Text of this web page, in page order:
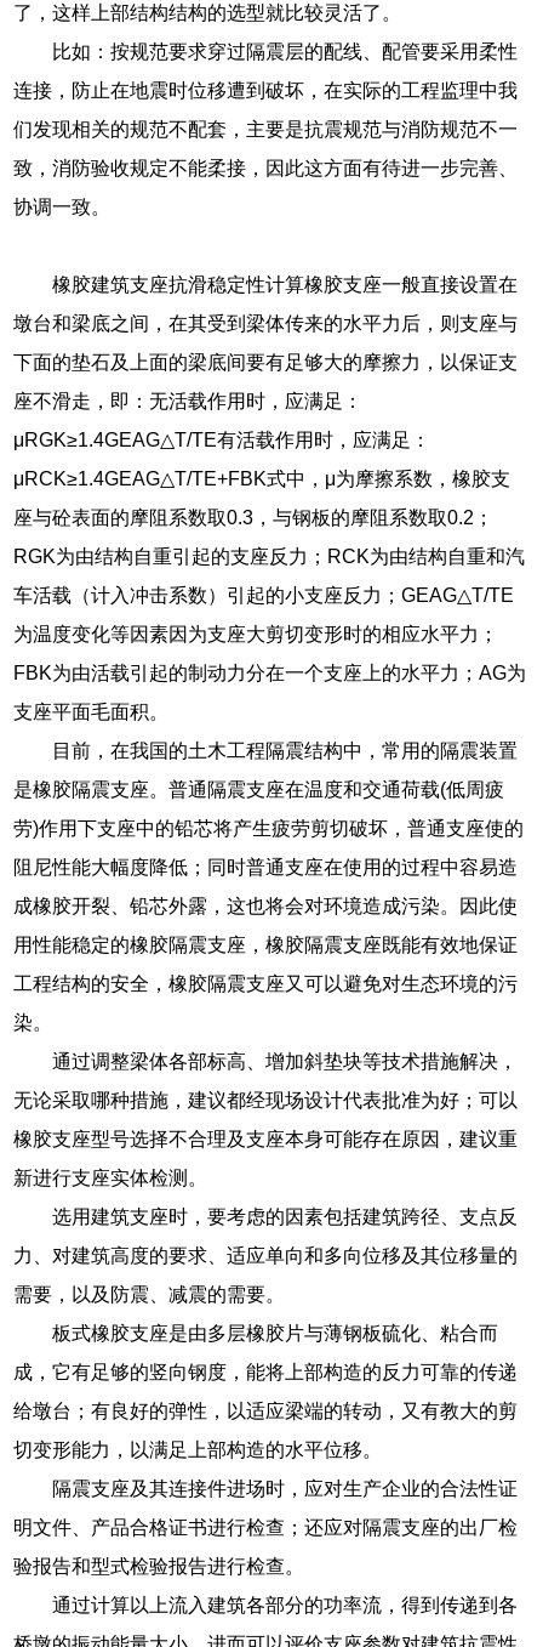
了，这样上部结构结构的选型就比较灵活了。
比如：按规范要求穿过隔震层的配线、配管要采用柔性
连接，防止在地震时位移遭到破坏，在实际的工程监理中我
们发现相关的规范不配套，主要是抗震规范与消防规范不一
致，消防验收规定不能柔接，因此这方面有待进一步完善、
协调一致。
橡胶建筑支座抗滑稳定性计算橡胶支座一般直接设置在
墩台和梁底之间，在其受到梁体传来的水平力后，则支座与
下面的垫石及上面的梁底间要有足够大的摩擦力，以保证支
座不滑走，即：无活载作用时，应满足：
μRGK≥1.4GEAG△T/TE有活载作用时，应满足：
μRCK≥1.4GEAG△T/TE+FBK式中，μ为摩擦系数，橡胶支
座与砼表面的摩阻系数取0.3，与钢板的摩阻系数取0.2；
RGK为由结构自重引起的支座反力；RCK为由结构自重和汽
车活载（计入冲击系数）引起的小支座反力；GEAG△T/TE
为温度变化等因素因为支座大剪切变形时的相应水平力；
FBK为由活载引起的制动力分在一个支座上的水平力；AG为
支座平面毛面积。
目前，在我国的土木工程隔震结构中，常用的隔震装置
是橡胶隔震支座。普通隔震支座在温度和交通荷载(低周疲
劳)作用下支座中的铅芯将产生疲劳剪切破坏，普通支座使的
阻尼性能大幅度降低；同时普通支座在使用的过程中容易造
成橡胶开裂、铅芯外露，这也将会对环境造成污染。因此使
用性能稳定的橡胶隔震支座，橡胶隔震支座既能有效地保证
工程结构的安全，橡胶隔震支座又可以避免对生态环境的污
染。
通过调整梁体各部标高、增加斜垫块等技术措施解决，
无论采取哪种措施，建议都经现场设计代表批准为好；可以
橡胶支座型号选择不合理及支座本身可能存在原因，建议重
新进行支座实体检测。
选用建筑支座时，要考虑的因素包括建筑跨径、支点反
力、对建筑高度的要求、适应单向和多向位移及其位移量的
需要，以及防震、减震的需要。
板式橡胶支座是由多层橡胶片与薄钢板硫化、粘合而
成，它有足够的竖向钢度，能将上部构造的反力可靠的传递
给墩台；有良好的弹性，以适应梁端的转动，又有教大的剪
切变形能力，以满足上部构造的水平位移。
隔震支座及其连接件进场时，应对生产企业的合法性证
明文件、产品合格证书进行检查；还应对隔震支座的出厂检
验报告和型式检验报告进行检查。
通过计算以上流入建筑各部分的功率流，得到传递到各